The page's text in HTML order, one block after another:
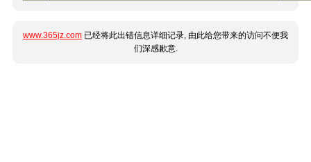
www.365jz.com 已经将此出错信息详细记录, 由此给您带来的访问不便我
们深感歉意.